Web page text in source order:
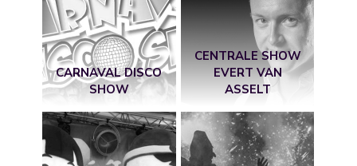
CARNAVAL DISCO
SHOW
CENTRALE SHOW
EVERT VAN
ASSELT